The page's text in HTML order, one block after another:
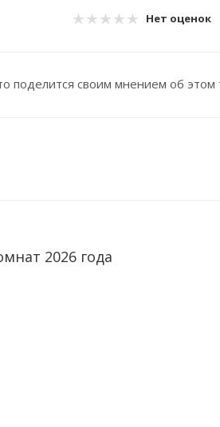
Нет оценок
поделится своим мнением об этом
2026 года